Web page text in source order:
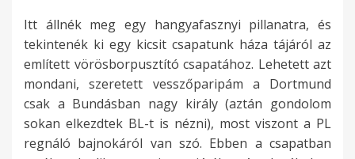
-
,
m
i
n
t
p
i
e
x
t
r
a
.
g
y
v
o
l
t
é
z
ő
s
z
e
r
e
o
l
a
v
e
r
ő
t
t
S
i
n
c
l
s
-
e
v
a
g
y
o
g
y
n
e
m
v
s
r
e
f
e
n
n
a
l
i
s
k
i
e
e
l
a
d
a
t
r
j
e
l
e
n
t
h
o
t
t
l
é
p
n
r
ü
l
t
e
n
j
g
y
j
ö
v
ő
r
Itt állnék meg egy hangyafasznyi pillanatra, és
tekintenék ki egy kicsit csapatunk háza tájáról az
említett vörösborpusztító csapatához. Lehetett azt
mondani, szeretett vesszőparipám a Dortmund
csak a Bundásban nagy király (aztán gondolom
sokan elkezdtek BL-t is nézni), most viszont a PL
regnáló bajnokáról van szó. Ebben a csapatban